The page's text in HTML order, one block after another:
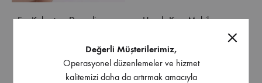
Erc Kabartma Desenli
Hands Kapı Mobilya
Montaj Gergi Aparatı 64-
115 cm Ayarlı
Değerli Müşterilerimiz,
Operasyonel düzenlemeler ve hizmet
kalitemizi daha da artırmak amacıyla